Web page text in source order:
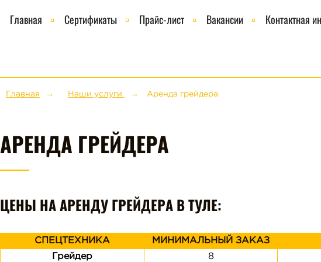
Главная Сертификаты Прайс-лист Вакансии Контактная
Главная Наши услуги Аренда грейдера
АРЕНДА ГРЕЙДЕРА
ЦЕНЫ НА АРЕНДУ ГРЕЙДЕРА В ТУЛЕ:
СПЕЦТЕХНИКА МИНИМАЛЬНЫЙ ЗАКАЗ
Грейдер
8